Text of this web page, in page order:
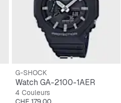
G-SHOCK
Watch GA-2100-1AER
4 Couleurs
Prix